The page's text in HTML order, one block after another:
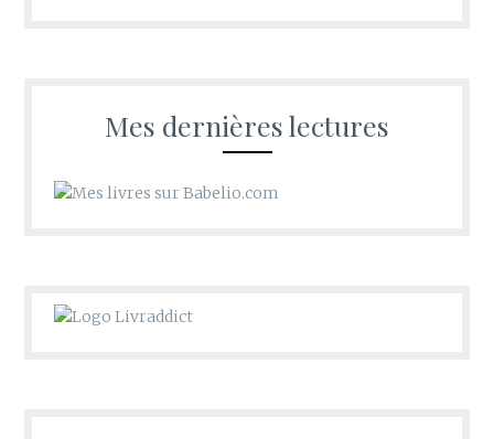
Mes dernières lectures